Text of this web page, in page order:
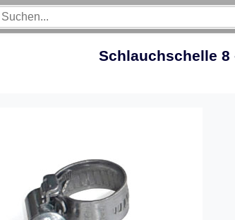
Schlauchschelle 8